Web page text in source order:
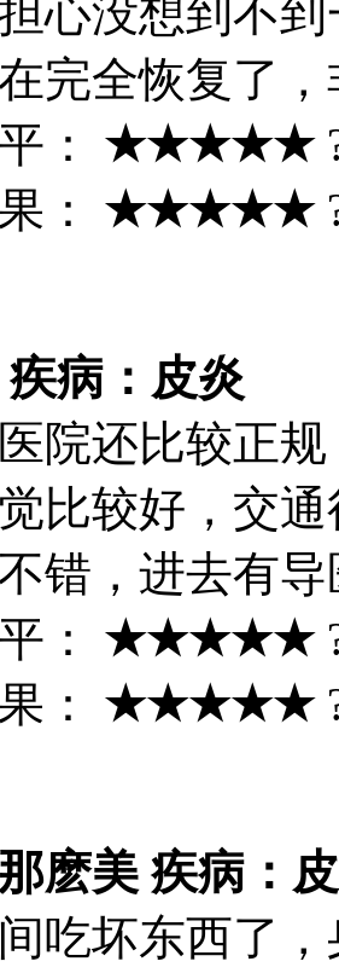
心没想到不
完全恢复了
： ★★★★★
： ★★★★★
病：皮炎
院还比较正
比较好，交
错，进去有
： ★★★★★
： ★★★★★
麽美 疾病：
吃坏东西了